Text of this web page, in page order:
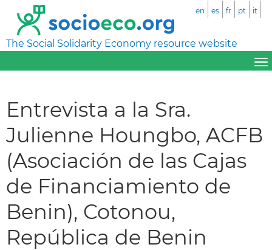
The Social Solidarity Economy resource website
en es fr pt it
Entrevista a la Sra.
Julienne Houngbo, ACFB
(Asociación de las Cajas
de Financiamiento de
Benin), Cotonou,
República de Benin